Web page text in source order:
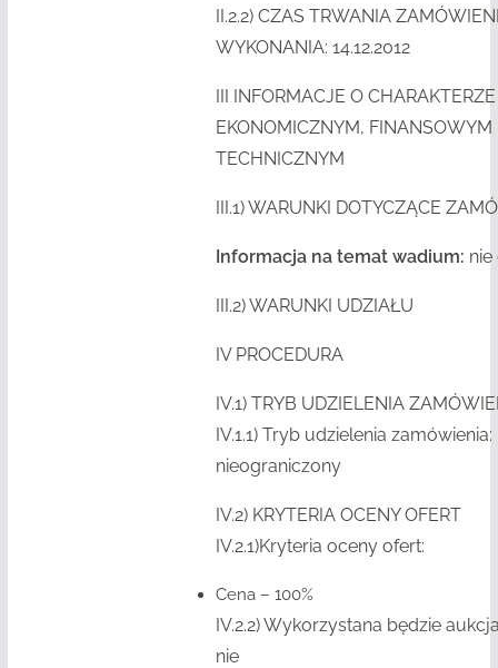
II.2.2)CZAS TRWANIA
WYKONANIA: 14.12.2012
III INFORMACJE O
EKONOMICZNYM, FINANSOWYM
TECHNICZNYM
III.1)WARUNKI DOTYCZĄCE
Informacja na temat wadium:
III.2)WARUNKI UDZIAŁU
IV PROCEDURA
IV.1)TRYB UDZIELENIA
IV.1.1)Tryb udzielenia zamówienia:
nieograniczony
IV.2)KRYTERIA OCENY OFERT
IV.2.1)Kryteria oceny ofert:
Cena – 100%
IV.2.2)Wykorzystana będzie
nie